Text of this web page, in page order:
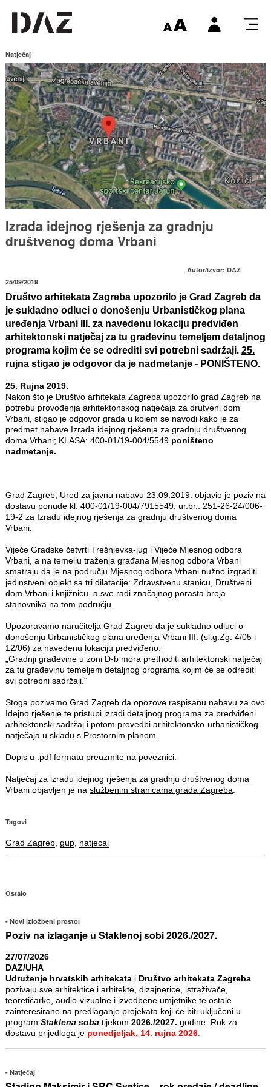
Natječaj
Izrada idejnog rješenja za gradnju
društvenog doma Vrbani
Autor/izvor: DAZ
25/09/2019
Društvo arhitekata Zagreba upozorilo je Grad Zagreb da
je sukladno odluci o donošenju Urbanističkog plana
uređenja Vrbani III. za navedenu lokaciju predviđen
arhitektonski natječaj za tu građevinu temeljem detaljnog
programa kojim će se odrediti svi potrebni sadržaji. 25.
rujna stigao je odgovor da je nadmetanje - PONIŠTENO.
25. Rujna 2019.
Nakon što je Društvo arhitekata Zagreba upozorilo grad Zagreb na
potrebu provođenja arhitektonskog natječaja za drutveni dom
Vrbani, stigao je odgovor grada u kojem se navodi kako je za
predmet nabave Izrada idejnog rješenja za gradnju društvenog
doma Vrbani; KLASA: 400-01/19-004/5549 poništeno
nadmetanje.
Grad Zagreb, Ured za javnu nabavu 23.09.2019. objavio je poziv na
dostavu ponude kl: 400-01/19-004/7915549; ur.br.: 251-26-24/006-
19-2 za Izradu idejnog rješenja za gradnju društvenog doma
Vrbani.
Vijeće Gradske četvrti Trešnjevka-jug i Vijeće Mjesnog odbora
Vrbani, a na temelju traženja građana Mjesnog odbora Vrbani
smatraju da je na području Mjesnog odbora Vrbani nužno izgraditi
jedinstveni objekt sa tri dilatacije: Zdravstvenu stanicu, Društveni
dom Vrbani i knjižnicu, a sve radi značajnog porasta broja
stanovnika na tom području.
Upozoravamo naručitelja Grad Zagreb da je sukladno odluci o
donošenju Urbanističkog plana uređenja Vrbani III. (sl.g.Zg. 4/05 i
12/06) za navedenu lokaciju predviđeno:
„Gradnji građevine u zoni D-b mora prethoditi arhitektonski natječaj
za tu građevinu temeljem detaljnog programa kojim će se odrediti
svi potrebni sadržaji.“
Stoga pozivamo Grad Zagreb da opozove raspisanu nabavu za ovo
Idejno rješenje te pristupi izradi detaljnog programa za predviđeni
arhitektonski sadržaj i potom provedbi arhitektonsko-urbanističkog
natječaja u skladu s Prostornim planom.
Dopis u .pdf formatu preuzmite na poveznici.
Natječaj za izradu idejnog rješenja za gradnju društvenog doma
Vrbani objavljen je na službenim stranicama grada Zagreba.
Tagovi
Grad Zagreb, gup, natjecaj
Ostalo
Novi izložbeni prostor
Poziv na izlaganje u Staklenoj sobi 2026./2027.
27/07/2026
DAZ/UHA
Udruženje hrvatskih arhitekatai Društvo arhitekata Zagreba
pozivaju sve arhitektice i arhitekte, dizajnerice, istraživače,
teoretičarke, audio-vizualne i izvedbene umjetnike te ostale
zainteresirane na predlaganje projekata koji će biti uključeni u
program Staklena sobatijekom 2026./2027. godine. Rok za
dostavu prijedloga je ponedjeljak, 14. rujna 2026.
Natječaj